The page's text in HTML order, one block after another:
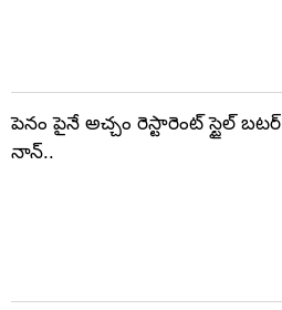
పెనం పైనే అచ్చం రెస్టారెంట్ స్టైల్ బటర్
నాన్..